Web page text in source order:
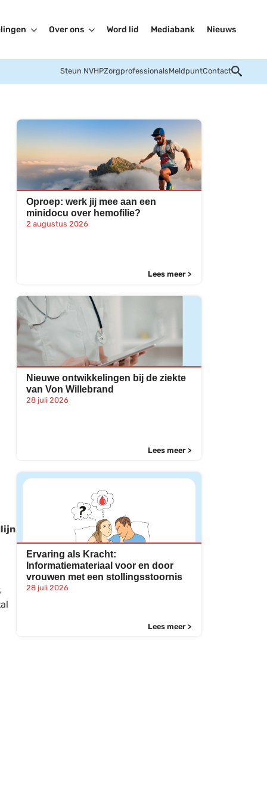
Over ons Word lid Mediabank Nieuws
Steun NVHPZorgprofessionalsMeldpuntContact
Oproep: werk jij mee aan een
minidocu over hemofilie?
2 augustus 2026
Lees meer >
Nieuwe ontwikkelingen bij de ziekte
van Von Willebrand
28 juli 2026
Lees meer >
Ervaring als Kracht:
Informatiemateriaal voor en door
vrouwen met een stollingsstoornis
28 juli 2026
Lees meer >